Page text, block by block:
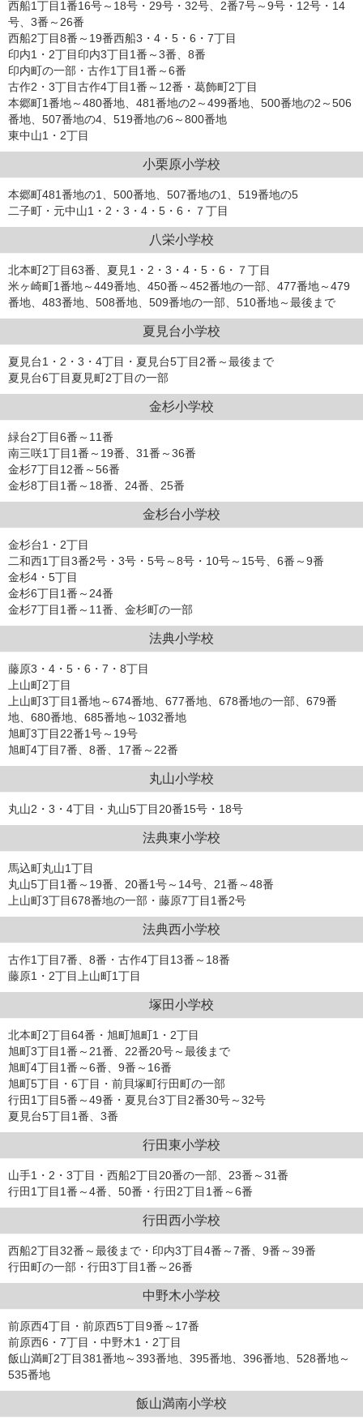
西船1丁目1番16号～18号・29号・32号、2番7号～9号・12号・14
号、3番～26番
西船2丁目8番～19番西船3・4・5・6・7丁目
印内1・2丁目印内3丁目1番～3番、8番
印内町の一部・古作1丁目1番～6番
古作2・3丁目古作4丁目1番～12番・葛飾町2丁目
本郷町1番地～480番地、481番地の2～499番地、500番地の2～506
番地、507番地の4、519番地の6～800番地
東中山1・2丁目
小栗原小学校
本郷町481番地の1、500番地、507番地の1、519番地の5
二子町・元中山1・2・3・4・5・6・７丁目
八栄小学校
北本町2丁目63番、夏見1・2・3・4・5・6・７丁目
米ヶ崎町1番地～449番地、450番～452番地の一部、477番地～479
番地、483番地、508番地、509番地の一部、510番地～最後まで
夏見台小学校
夏見台1・2・3・4丁目・夏見台5丁目2番～最後まで
夏見台6丁目夏見町2丁目の一部
金杉小学校
緑台2丁目6番～11番
南三咲1丁目1番～19番、31番～36番
金杉7丁目12番～56番
金杉8丁目1番～18番、24番、25番
金杉台小学校
金杉台1・2丁目
二和西1丁目3番2号・3号・5号～8号・10号～15号、6番～9番
金杉4・5丁目
金杉6丁目1番～24番
金杉7丁目1番～11番、金杉町の一部
法典小学校
藤原3・4・5・6・7・8丁目
上山町2丁目
上山町3丁目1番地～674番地、677番地、678番地の一部、679番
地、680番地、685番地～1032番地
旭町3丁目22番1号～19号
旭町4丁目7番、8番、17番～22番
丸山小学校
丸山2・3・4丁目・丸山5丁目20番15号・18号
法典東小学校
馬込町丸山1丁目
丸山5丁目1番～19番、20番1号～14号、21番～48番
上山町3丁目678番地の一部・藤原7丁目1番2号
法典西小学校
古作1丁目7番、8番・古作4丁目13番～18番
藤原1・2丁目上山町1丁目
塚田小学校
北本町2丁目64番・旭町旭町1・2丁目
旭町3丁目1番～21番、22番20号～最後まで
旭町4丁目1番～6番、9番～16番
旭町5丁目・6丁目・前貝塚町行田町の一部
行田1丁目5番～49番・夏見台3丁目2番30号～32号
夏見台5丁目1番、3番
行田東小学校
山手1・2・3丁目・西船2丁目20番の一部、23番～31番
行田1丁目1番～4番、50番・行田2丁目1番～6番
行田西小学校
西船2丁目32番～最後まで・印内3丁目4番～7番、9番～39番
行田町の一部・行田3丁目1番～26番
中野木小学校
前原西4丁目・前原西5丁目9番～17番
前原西6・7丁目・中野木1・2丁目
飯山満町2丁目381番地～393番地、395番地、396番地、528番地～
535番地
飯山満南小学校